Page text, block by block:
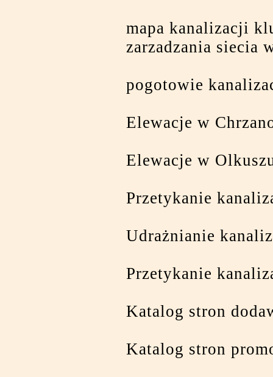
mapa kanalizacji
zarzadzania siecia
pogotowie
Elewacje w
Elewacje w
Przetykanie
Udrażnianie
Przetykanie
Katalog stron
Katalog stron